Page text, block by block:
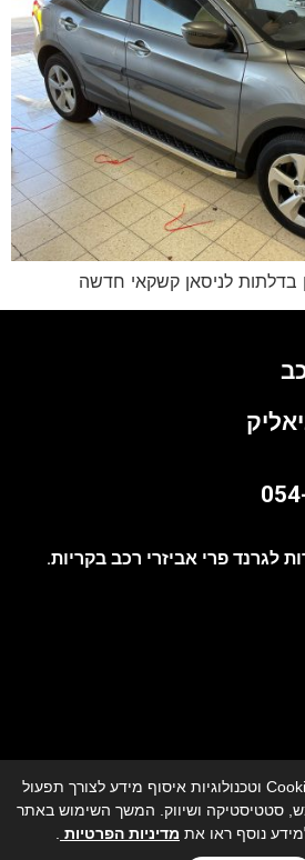
בדלתות לניסאן קשקאי חדשה
לגרנד פרי אביזרי רכב בקריות.
אתר זה עושה שימוש ב-Cookies וטכנולוגיות איסוף מידע לצורך תפעול
סטטיסטיקה ושיווק. המשך השימוש באתר
נוסף ראו את מדיניות הפרטיות